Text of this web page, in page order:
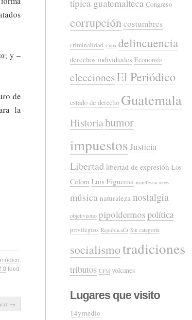
; y –
de
la
,
feed.
→
típica guatemalteca Congreso
corrupcióncostumbres
criminalidad Cuba delincuencia
derechos individuales Economía
eleccionesEl Periódico
estado de derecho Guatemala
Historiahumor
impuestos Justicia
Libertad libertad de expresión Los
Colom Luis Figueroa manifestaciones
música naturaleza nostalgia
objetivismo pipoldermospolítica
privilegios RepúblicaGt Sin categoría
socialismotradiciones
tributos UFM volcanes
Lugares que visito
14ymedio